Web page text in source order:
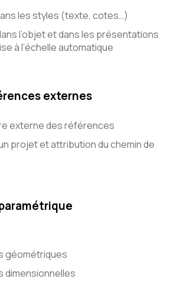
les styles (texte, cotes…)
l’objet et dans les présentations
à l’échelle automatique
externes
externe des références
projet et attribution du chemin de
géométriques
dimensionnelles